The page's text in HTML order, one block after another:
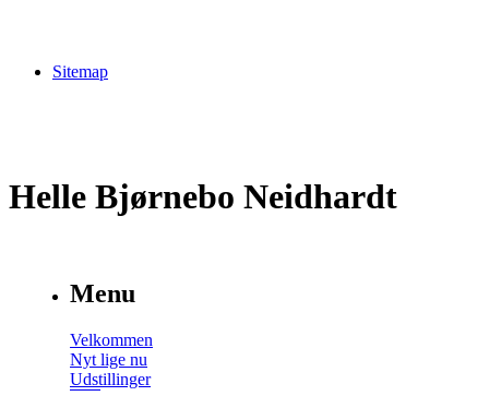
Sitemap
Helle Bjørnebo Neidhardt
Menu
Velkommen
Nyt lige nu
Udstillinger